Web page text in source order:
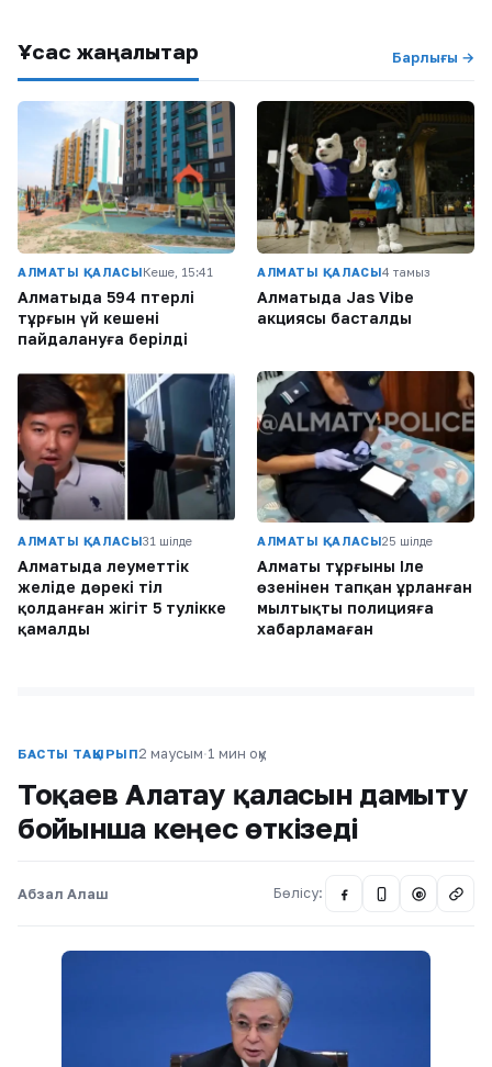
Ұқсас жаңалықтар Барлығы →
АЛМАТЫ ҚАЛАСЫКеше, 15:41
Алматыда 594 пәтерлі
тұрғын үй кешені
пайдалануға берілді
АЛМАТЫ ҚАЛАСЫ4 тамыз
Алматыда Jas Vibe
акциясы басталды
АЛМАТЫ ҚАЛАСЫ31 шілде
Алматыда әлеуметтік
желіде дөрекі тіл
қолданған жігіт 5 тәулікке
қамалды
АЛМАТЫ ҚАЛАСЫ25 шілде
Алматы тұрғыны Іле
өзенінен тапқан ұрланған
мылтықты полицияға
хабарламаған
БАСТЫ ТАҚЫРЫП2 маусым·1 мин оқу
Тоқаев Алатау қаласын дамыту
бойынша кеңес өткізеді
Абзал Алаш Бөлісу: @